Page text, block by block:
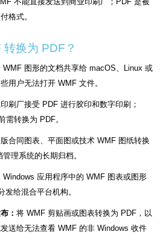
格式。
换为 PDF？
WMF 图形的文档共享给 macOS、Linux 或
用户无法打开 WMF 文件。
刷厂接受 PDF 进行胶印和数字印刷；
需转换为 PDF。
合同图表、平面图或技术 WMF 图纸转换
理系统的长期归档。
Windows 应用程序中的 WMF 图表或图形
发给混合平台机构。
： 将 WMF 剪贴画或图表转换为 PDF，以
送给无法查看 WMF 的非 Windows 收件